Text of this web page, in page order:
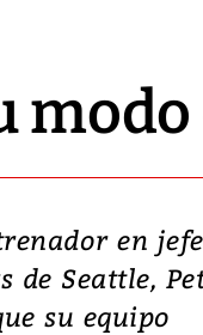
en jefe
de Seattle,
su equipo
y graves